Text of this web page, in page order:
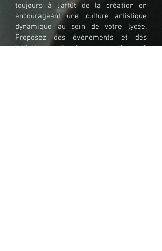
toujours à l'affût de la création en
encourageant une culture artistique
dynamique au sein de votre lycée.
Proposez des événements et des
initiatives culturels pour continuer à